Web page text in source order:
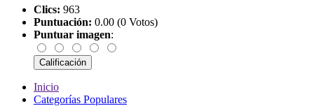
Clics: 963
Puntuación: 0.00 (0 Votos)
Puntuar imagen:
Inicio
Categorías Populares